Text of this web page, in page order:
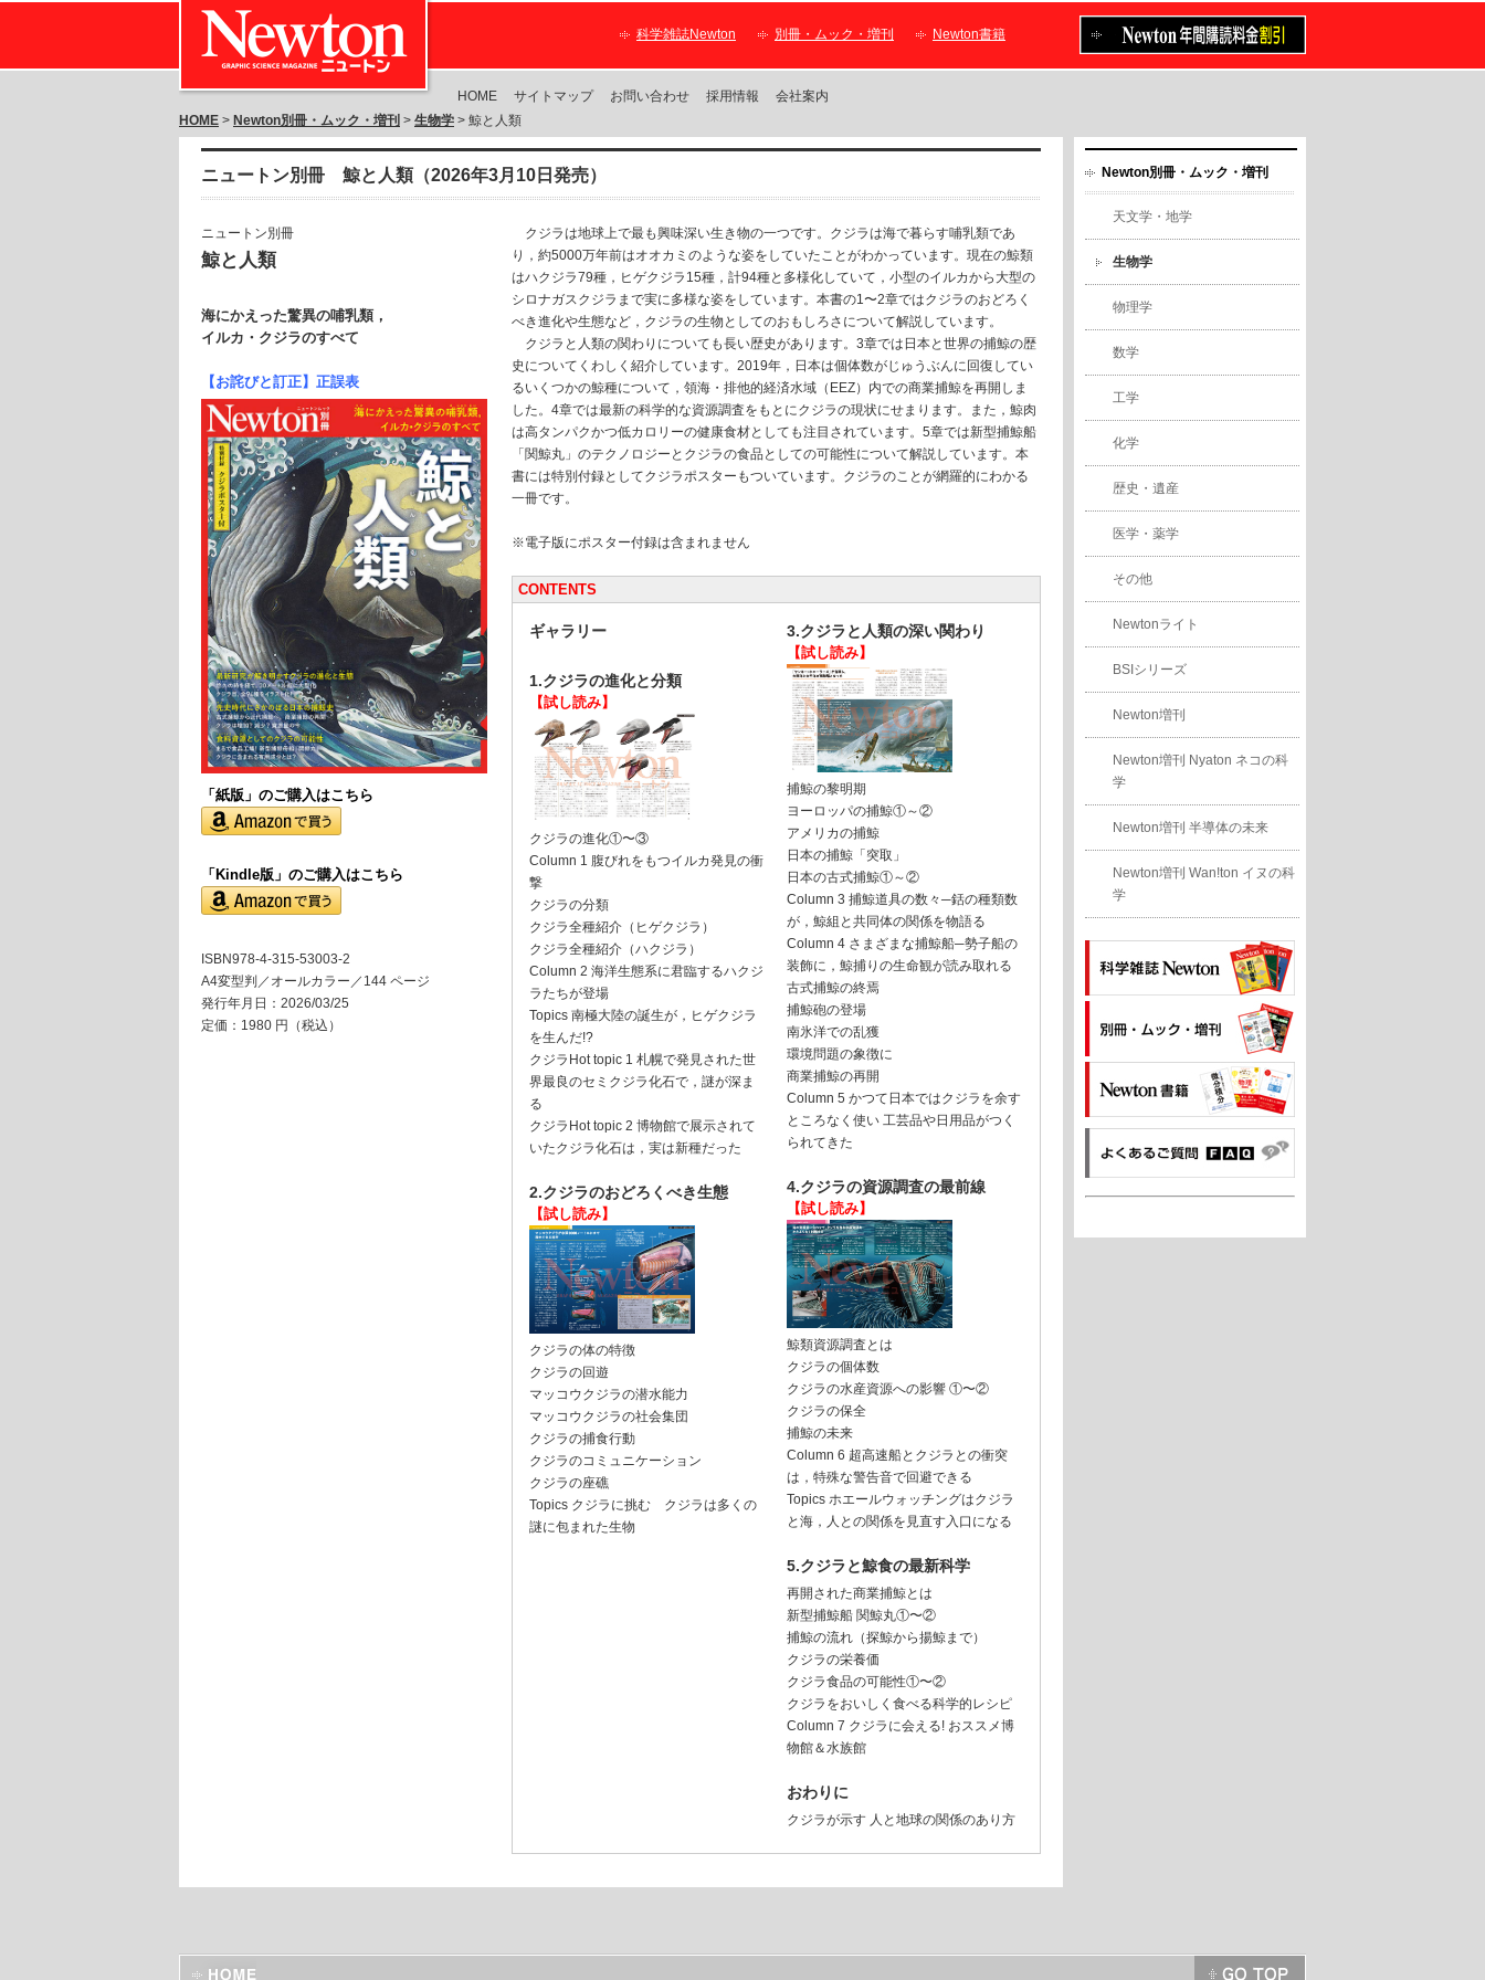
科学雑誌Newton 別冊・ムック・増刊 Newton書籍
HOME サイトマップ お問い合わせ 採用情報
会社案内
HOME > Newton別冊・ムック・増刊 > 生物学 > 鯨と人類
ニュートン別冊 鯨と人類（2026年3月10日発売）
ニュートン別冊
鯨と人類
海にかえった驚異の哺乳類，
イルカ・クジラのすべて
【お詫びと訂正】正誤表
「紙版」のご購入はこちら
「Kindle版」のご購入はこちら
ISBN978-4-315-53003-2
A4変型判／オールカラー／144 ページ
発行年月日：2026/03/25
定価：1980 円（税込）
クジラは地球上で最も興味深い生き物の一つです。クジラは海で暮らす哺乳類であ
り，約5000万年前はオオカミのような姿をしていたことがわかっています。現在の鯨類
はハクジラ79種，ヒゲクジラ15種，計94種と多様化していて，小型のイルカから大型の
シロナガスクジラまで実に多様な姿をしています。本書の1〜2章ではクジラのおどろく
べき進化や生態など，クジラの生物としてのおもしろさについて解説しています。
クジラと人類の関わりについても長い歴史があります。3章では日本と世界の捕鯨の歴
史についてくわしく紹介しています。2019年，日本は個体数がじゅうぶんに回復してい
るいくつかの鯨種について，領海・排他的経済水域（EEZ）内での商業捕鯨を再開しま
した。4章では最新の科学的な資源調査をもとにクジラの現状にせまります。また，鯨肉
は高タンパクかつ低カロリーの健康食材としても注目されています。5章では新型捕鯨船
「関鯨丸」のテクノロジーとクジラの食品としての可能性について解説しています。本
書には特別付録としてクジラポスターもついています。クジラのことが網羅的にわかる
一冊です。
※電子版にポスター付録は含まれません
CONTENTS
ギャラリー
1.クジラの進化と分類
【試し読み】
クジラの進化①〜③
Column 1 腹びれをもつイルカ発見の衝
撃
クジラの分類
クジラ全種紹介（ヒゲクジラ）
クジラ全種紹介（ハクジラ）
Column 2 海洋生態系に君臨するハクジ
ラたちが登場
Topics 南極大陸の誕生が，ヒゲクジラ
を生んだ!?
クジラHot topic 1 札幌で発見された世
界最良のセミクジラ化石で，謎が深ま
る
クジラHot topic 2 博物館で展示されて
いたクジラ化石は，実は新種だった
2.クジラのおどろくべき生態
【試し読み】
クジラの体の特徴
クジラの回遊
マッコウクジラの潜水能力
マッコウクジラの社会集団
クジラの捕食行動
クジラのコミュニケーション
クジラの座礁
Topics クジラに挑む クジラは多くの
謎に包まれた生物
3.クジラと人類の深い関わり
【試し読み】
捕鯨の黎明期
ヨーロッパの捕鯨①～②
アメリカの捕鯨
日本の捕鯨「突取」
日本の古式捕鯨①～②
Column 3 捕鯨道具の数々─銛の種類数
が，鯨組と共同体の関係を物語る
Column 4 さまざまな捕鯨船─勢子船の
装飾に，鯨捕りの生命観が読み取れる
古式捕鯨の終焉
捕鯨砲の登場
南氷洋での乱獲
環境問題の象徴に
商業捕鯨の再開
Column 5 かつて日本ではクジラを余す
ところなく使い 工芸品や日用品がつく
られてきた
4.クジラの資源調査の最前線
【試し読み】
鯨類資源調査とは
クジラの個体数
クジラの水産資源への影響 ①〜②
クジラの保全
捕鯨の未来
Column 6 超高速船とクジラとの衝突
は，特殊な警告音で回避できる
Topics ホエールウォッチングはクジラ
と海，人との関係を見直す入口になる
5.クジラと鯨食の最新科学
再開された商業捕鯨とは
新型捕鯨船 関鯨丸①〜②
捕鯨の流れ（探鯨から揚鯨まで）
クジラの栄養価
クジラ食品の可能性①〜②
クジラをおいしく食べる科学的レシピ
Column 7 クジラに会える! おススメ博
物館＆水族館
おわりに
クジラが示す 人と地球の関係のあり方
Newton別冊・ムック・増刊
天文学・地学
生物学
物理学
数学
工学
化学
歴史・遺産
医学・薬学
その他
Newtonライト
BSIシリーズ
Newton増刊
Newton増刊 Nyaton ネコの科
学
Newton増刊 半導体の未来
Newton増刊 Wan!ton イヌの科
学